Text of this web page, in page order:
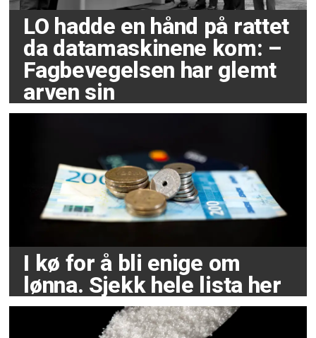
LO hadde en hånd på rattet
da datamaskinene kom: –
Fagbevegelsen har glemt
arven sin
I kø for å bli enige om
lønna. Sjekk hele lista her